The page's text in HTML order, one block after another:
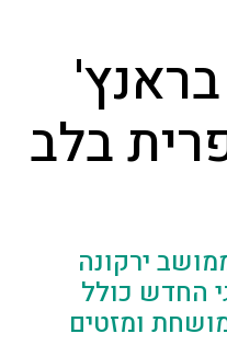
בלב
ירקונה
החדש כולל
ומזטים